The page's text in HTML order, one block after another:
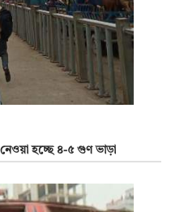
নেওয়া হচ্ছে ৪-৫ গুণ ভাড়া